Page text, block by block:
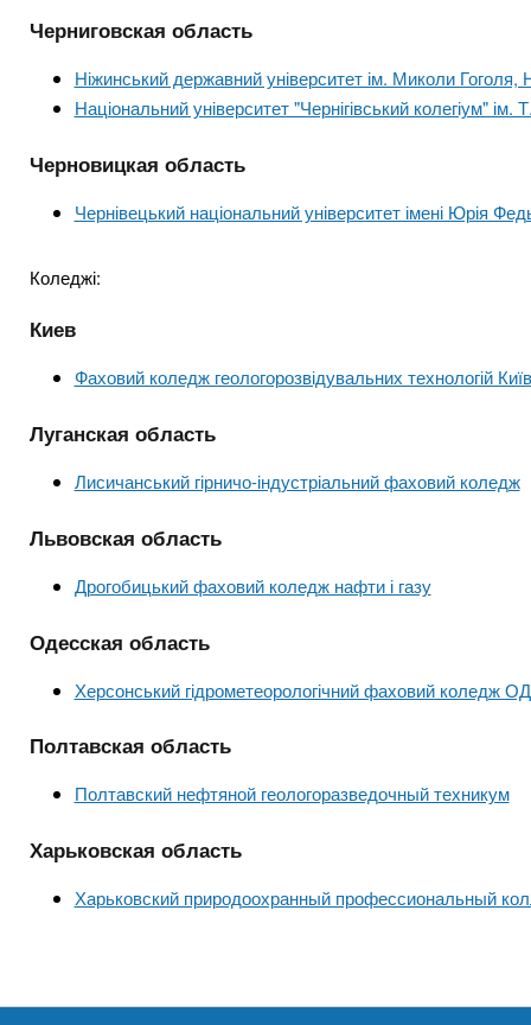
Черниговская область
Ніжинський державний університет ім. Миколи Гоголя,
Національний університет "Чернігівський колегіум"
Черновицкая область
Чернівецький національний університет імені Юрія
Коледжі:
Киев
Фаховий коледж геологорозвідувальних технологій
Луганская область
Лисичанський гірничо-індустріальний фаховий коледж
Львовская область
Дрогобицький фаховий коледж нафти і газу
Одесская область
Херсонський гідрометеорологічний фаховий коледж
Полтавская область
Полтавский нефтяной геологоразведочный техникум
Харьковская область
Харьковский природоохранный профессиональный